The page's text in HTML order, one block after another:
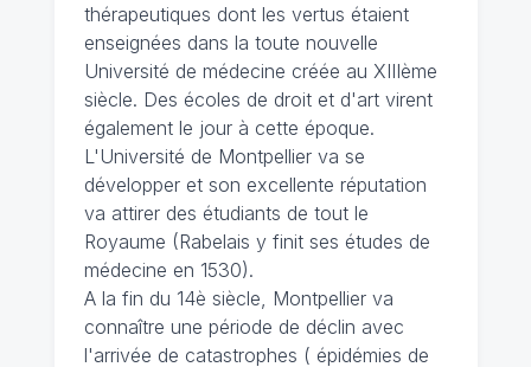
thérapeutiques dont les vertus étaient
enseignées dans la toute nouvelle
Université de médecine créée au XIIIème
siècle. Des écoles de droit et d'art virent
également le jour à cette époque.
L'Université de Montpellier va se
développer et son excellente réputation
va attirer des étudiants de tout le
Royaume (Rabelais y finit ses études de
médecine en 1530).
A la fin du 14è siècle, Montpellier va
connaître une période de déclin avec
l'arrivée de catastrophes ( épidémies de